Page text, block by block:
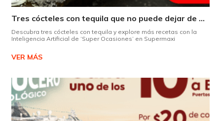
Tres cócteles con tequila que no puede dejar de probar gracias a nuestra IA.
Descubra tres cócteles con tequila y explore más recetas con la
Inteligencia Artificial de ‘Super Ocasiones’ en Supermaxi
VER MÁS